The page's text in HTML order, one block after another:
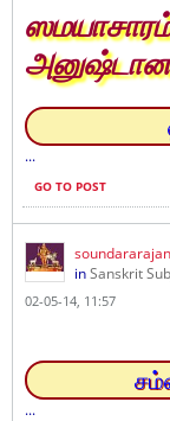
...
GO TO POST
inSanskrit
02-05-14, 11:57
...